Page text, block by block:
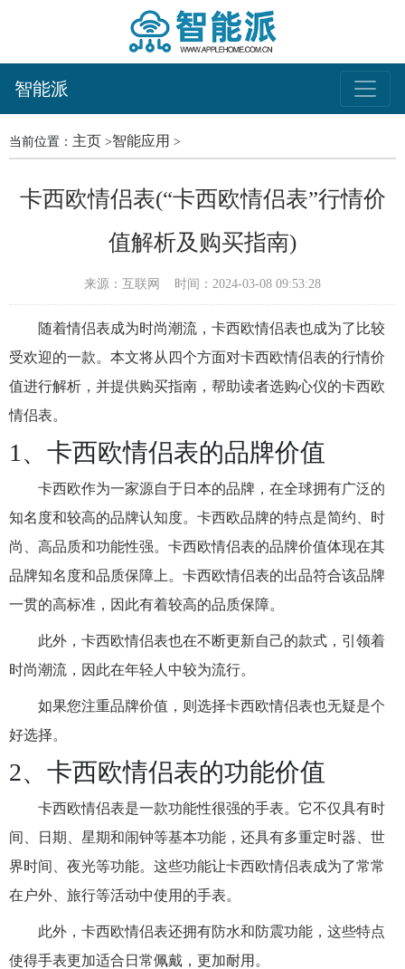
智能派
当前位置： 主页 >智能应用 >
卡西欧情侣表(“卡西欧情侣表”行情价
值解析及购买指南)
来源：互联网 时间：2024-03-08 09:53:28
随着情侣表成为时尚潮流，卡西欧情侣表也成为了比较
受欢迎的一款。本文将从四个方面对卡西欧情侣表的行情价
值进行解析，并提供购买指南，帮助读者选购心仪的卡西欧
情侣表。
1、卡西欧情侣表的品牌价值
卡西欧作为一家源自于日本的品牌，在全球拥有广泛的
知名度和较高的品牌认知度。卡西欧品牌的特点是简约、时
尚、高品质和功能性强。卡西欧情侣表的品牌价值体现在其
品牌知名度和品质保障上。卡西欧情侣表的出品符合该品牌
一贯的高标准，因此有着较高的品质保障。
此外，卡西欧情侣表也在不断更新自己的款式，引领着
时尚潮流，因此在年轻人中较为流行。
如果您注重品牌价值，则选择卡西欧情侣表也无疑是个
好选择。
2、卡西欧情侣表的功能价值
卡西欧情侣表是一款功能性很强的手表。它不仅具有时
间、日期、星期和闹钟等基本功能，还具有多重定时器、世
界时间、夜光等功能。这些功能让卡西欧情侣表成为了常常
在户外、旅行等活动中使用的手表。
此外，卡西欧情侣表还拥有防水和防震功能，这些特点
使得手表更加适合日常佩戴，更加耐用。